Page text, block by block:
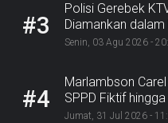
#3
Polisi Gerebek
Diamankan
Senin, 03 Agu 2026 -
#4
Marlambson
SPPD Fiktif
Jumat, 31 Jul 2026 -